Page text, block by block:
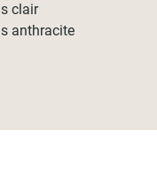
clair
anthracite